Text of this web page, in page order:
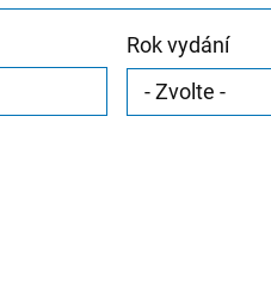
Rok vydání